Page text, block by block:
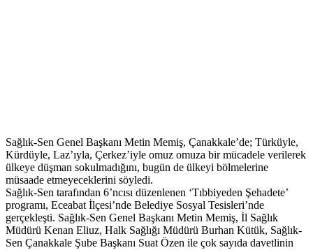
Sağlık-Sen Genel Başkanı Metin Memiş, Çanakkale’de; Türküyle,
Kürdüyle, Laz’ıyla, Çerkez’iyle omuz omuza bir mücadele verilerek
ülkeye düşman sokulmadığını, bugün de ülkeyi bölmelerine
müsaade etmeyeceklerini söyledi.
Sağlık-Sen tarafından 6’ncısı düzenlenen ‘Tıbbiyeden Şehadete’
programı, Eceabat İlçesi’nde Belediye Sosyal Tesisleri’nde
gerçekleşti. Sağlık-Sen Genel Başkanı Metin Memiş, İl Sağlık
Müdürü Kenan Eliuz, Halk Sağlığı Müdürü Burhan Kütük, Sağlık-
Sen Çanakkale Şube Başkanı Suat Özen ile çok sayıda davetlinin